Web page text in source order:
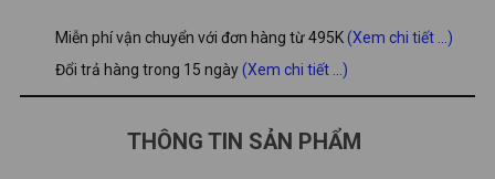
Miễn phí vận chuyển với đơn hàng từ 495K(Xem chi tiết ...)
Đổi trả hàng trong 15 ngày(Xem chi tiết ...)
THÔNG TIN SẢN PHẨM